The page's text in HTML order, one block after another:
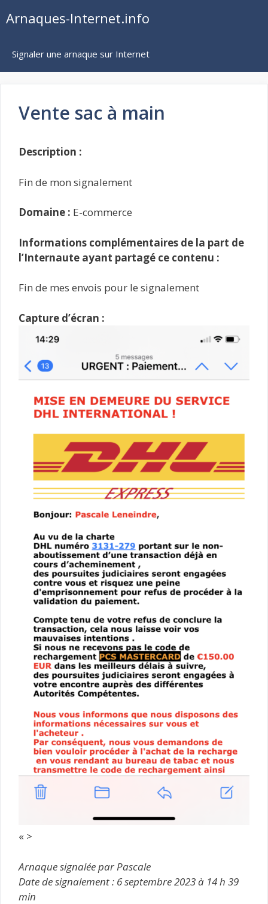
auArnaques-Internet.info
Signaler une arnaque sur Internet
Vente sac à main
Description :
Fin de mon signalement
Domaine : E-commerce
Informations complémentaires de la part de
l’Internaute ayant partagé ce contenu :
Fin de mes envois pour le signalement
Capture d’écran :
« >
Arnaque signalée par Pascale
Date de signalement : 6 septembre 2023 à 14 h 39
min